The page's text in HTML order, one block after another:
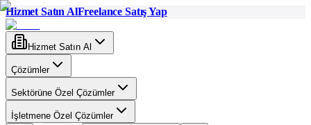
Hizmet Satın AlFreelance Satış Yap
Hizmet Satın Al
Çözümler
Sektörüne Özel Çözümler
İşletmene Özel Çözümler